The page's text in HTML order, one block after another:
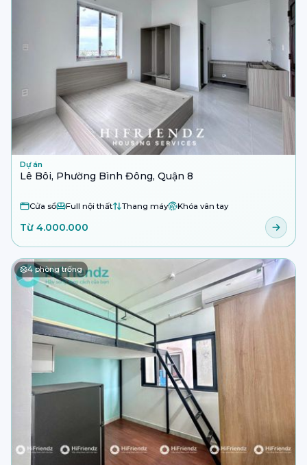
Dự án
Lê Bôi, Phường Bình Đông, Quận 8
Cửa sổ Full nội thất Thang máy Khóa vân tay
Từ 4.000.000
4phòng trống